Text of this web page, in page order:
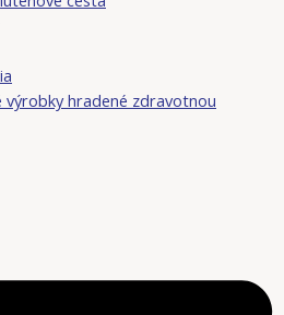
výrobky hradené zdravotnou